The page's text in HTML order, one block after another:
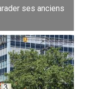
ses anciens